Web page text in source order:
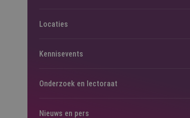
Locaties
Kennisevents
Onderzoek en lectoraat
Nieuws en pers